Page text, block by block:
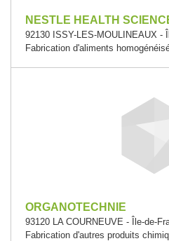
NESTLE HEALTH
92130 ISSY-LES-MOULINEAUX -
Fabrication d'aliments
ORGANOTECHNIE
93120 LA COURNEUVE - Île-de-
Fabrication d'autres produits